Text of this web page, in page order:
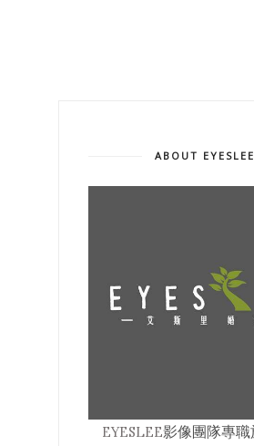
ABOUT EYESLEE
EYESLEE影像 團隊專